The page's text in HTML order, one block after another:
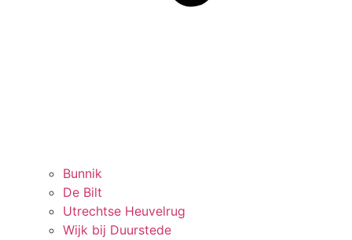
Bunnik
De Bilt
Utrechtse Heuvelrug
Wijk bij Duurstede